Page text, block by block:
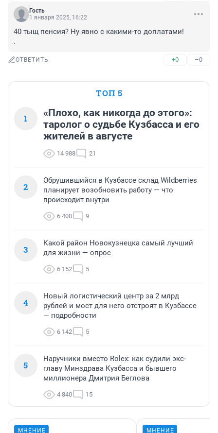
Гость
1 января 2025, 16:22
40 тыщ пенсия? Ну явно с какими-то доплатами!
.
ОТВЕТИТЬ +0 –0
ТОП 5
1
«Плохо, как никогда до этого»:
таролог о судьбе Кузбасса и его
жителей в августе
14 988 21
2
Обрушившийся в Кузбассе склад Wildberries
планирует возобновить работу — что
происходит внутри
6 408 9
3
Какой район Новокузнецка самый лучший
для жизни — опрос
6 152 5
4
Новый логистический центр за 2 млрд
рублей и мост для него отстроят в Кузбассе
— подробности
6 142 5
5
Наручники вместо Rolex: как судили экс-
главу Минздрава Кузбасса и бывшего
миллионера Дмитрия Беглова
4 840 15
МНЕНИЕ МНЕНИЕ